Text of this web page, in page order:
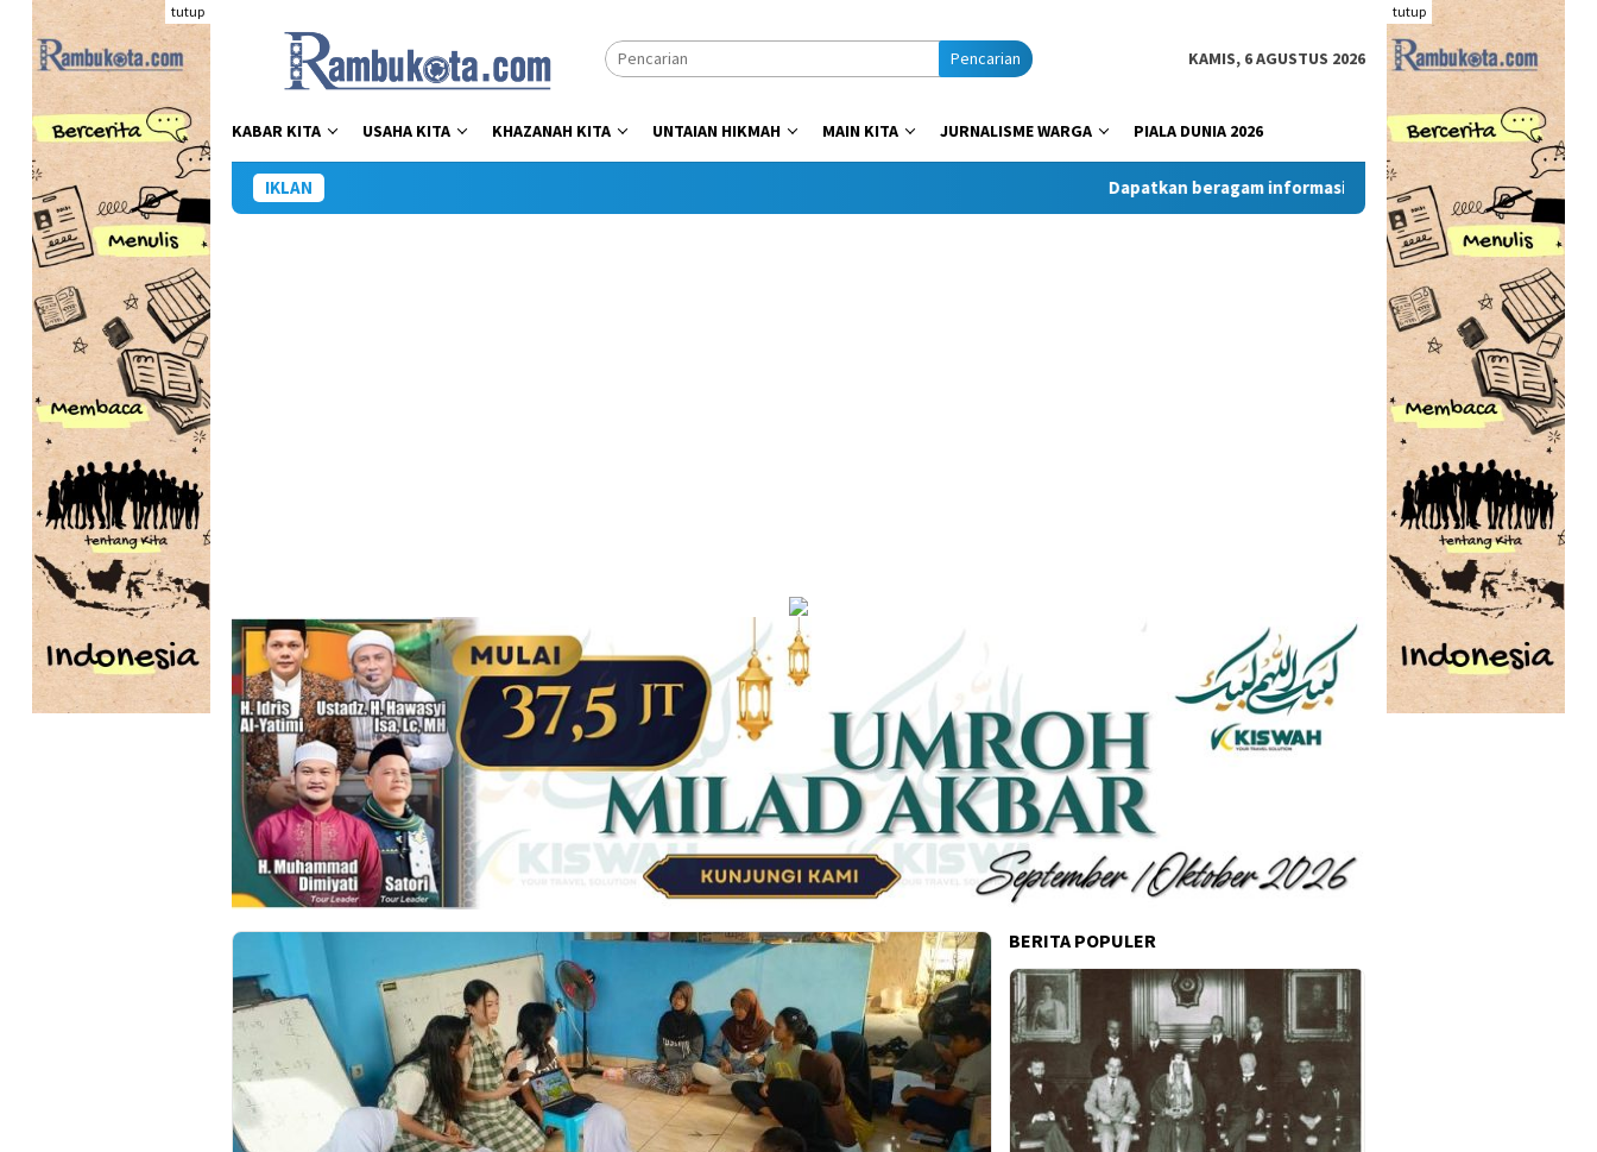
Loncat
konten
tutup tutup
Pencarian KAMIS, 6 AGUSTUS 2026
KABAR KITA USAHA KITA KHAZANAH KITA UNTAIAN HIKMAH MAIN KITA JURNALISME WARGA PIALA DUNIA 2026
IKLAN Dapatkan beragam informasi dan berita menarik dari situs
BERITA POPULER